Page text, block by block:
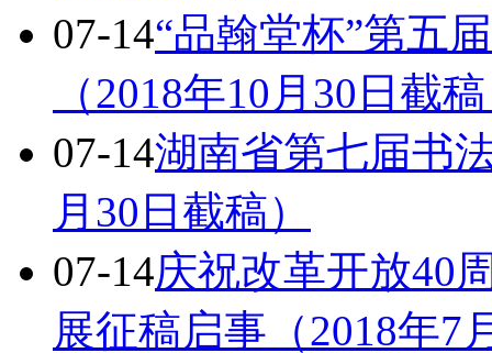
07-14“品翰堂杯”第五
（2018年10月30日截
07-14湖南省第七届书
月30日截稿）
07-14庆祝改革开放40
展征稿启事（2018年7